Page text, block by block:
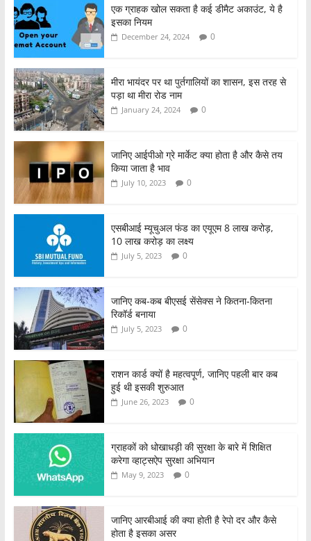
e
b
o
o
k
er s
A
p
e
एक ग्राहक खोल सकता है कई डीमैट अकाउंट, ये है
इसका नियम
December 24, 2024 0
मीरा भायंदर पर था पुर्तगालियों का शासन, इस तरह से
पड़ा था मीरा रोड नाम
January 24, 2024 0
जानिए आईपीओ ग्रे मार्केट क्या होता है और कैसे तय
किया जाता है भाव
July 10, 2023 0
एसबीआई म्यूचुअल फंड का एयूएम 8 लाख करोड़,
10 लाख करोड़ का लक्ष्य
July 5, 2023 0
जानिए कब-कब बीएसई सेंसेक्स ने कितना-कितना
रिकॉर्ड बनाया
July 5, 2023 0
राशन कार्ड क्यों है महत्वपूर्ण, जानिए पहली बार कब
हुई थी इसकी शुरुआत
June 26, 2023 0
ग्राहकों को धोखाधड़ी की सुरक्षा के बारे में शिक्षित
करेगा व्हाट्सऐप सुरक्षा अभियान
May 9, 2023 0
जानिए आरबीआई की क्या होती है रेपो दर और कैसे
होता है इसका असर